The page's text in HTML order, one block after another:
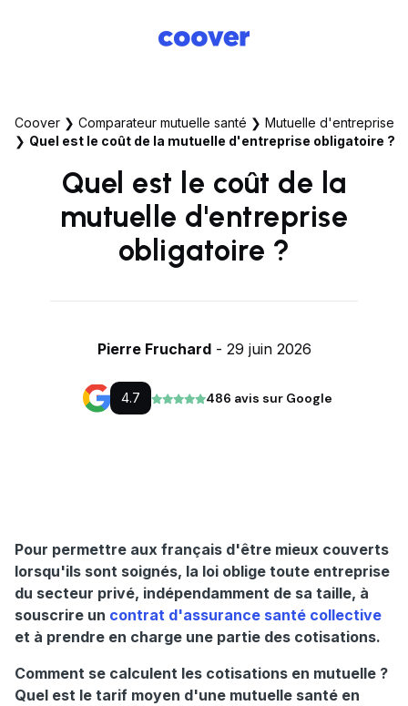
Coover ❯ Comparateur mutuelle santé ❯ Mutuelle d'entreprise
❯ Quel est le coût de la mutuelle d'entreprise obligatoire ?
Quel est le coût de la
mutuelle d'entreprise
obligatoire ?
Pierre Fruchard- 29 juin 2026
4.7 486 avis sur Google
Pour permettre aux français d'être mieux couverts
lorsqu'ils sont soignés, la loi oblige toute entreprise
du secteur privé, indépendamment de sa taille, à
souscrire un contrat d'assurance santé collective
et à prendre en charge une partie des cotisations.
Comment se calculent les cotisations en mutuelle ?
Quel est le tarif moyen d'une mutuelle santé en